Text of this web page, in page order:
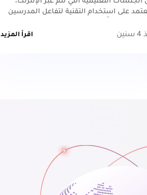
على استخدام التقنية لتفاعل المدرسين
اقرأ المزيد